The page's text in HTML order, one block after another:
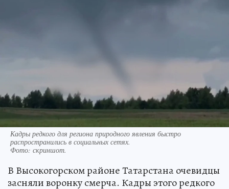
Кадры редкого для региона природного явления быстро
распространились в социальных сетях.
Фото: скриншот.
В Высокогорском районе Татарстана очевидцы
засняли воронку смерча. Кадры этого редкого